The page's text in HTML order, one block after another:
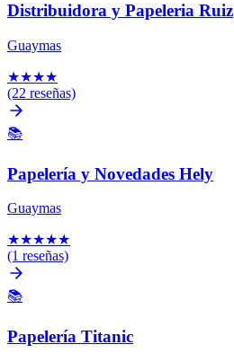
Distribuidora y Papeleria Ruiz
Guaymas
★★★★
(22 reseñas)
📚
Papelería y Novedades Hely
Guaymas
★★★★★
(1 reseñas)
📚
Papelería Titanic